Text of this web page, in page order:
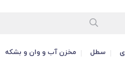
سطل مخزن آب و وان و بشکه